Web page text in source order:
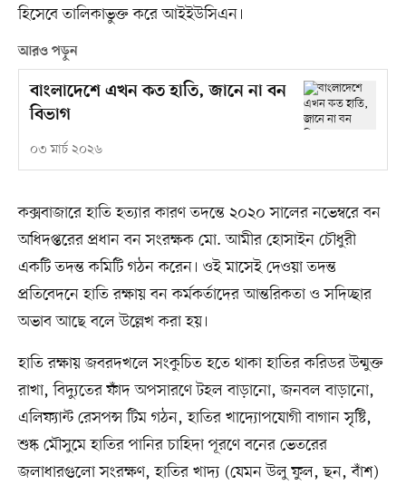
হিসেবে তালিকাভুক্ত করে আইইউসিএন।
আরও পড়ুন
বাংলাদেশে এখন কত হাতি, জানে না বন
বিভাগ
০৩ মার্চ ২০২৬
কক্সবাজারে হাতি হত্যার কারণ তদন্তে ২০২০ সালের নভেম্বরে বন
অধিদপ্তরের প্রধান বন সংরক্ষক মো. আমীর হোসাইন চৌধুরী
একটি তদন্ত কমিটি গঠন করেন। ওই মাসেই দেওয়া তদন্ত
প্রতিবেদনে হাতি রক্ষায় বন কর্মকর্তাদের আন্তরিকতা ও সদিচ্ছার
অভাব আছে বলে উল্লেখ করা হয়।
হাতি রক্ষায় জবরদখলে সংকুচিত হতে থাকা হাতির করিডর উন্মুক্ত
রাখা, বিদ্যুতের ফাঁদ অপসারণে টহল বাড়ানো, জনবল বাড়ানো,
এলিফ্যান্ট রেসপন্স টিম গঠন, হাতির খাদ্যোপযোগী বাগান সৃষ্টি,
শুষ্ক মৌসুমে হাতির পানির চাহিদা পূরণে বনের ভেতরের
জলাধারগুলো সংরক্ষণ, হাতির খাদ্য (যেমন উলু ফুল, ছন, বাঁশ)